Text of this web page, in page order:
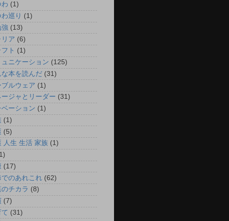
わ (1)
わ巡り (1)
強 (13)
リア (6)
ト (1)
ュニケーション (125)
な本を読んだ (31)
ブルウェア (1)
ージャとリーダー (31)
ベーション (1)
(1)
(5)
人生 生活 家族 (1)
(17)
でのあれこれ (62)
チカラ (8)
(7)
(31)